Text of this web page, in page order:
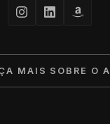
MAIS SOBRE O